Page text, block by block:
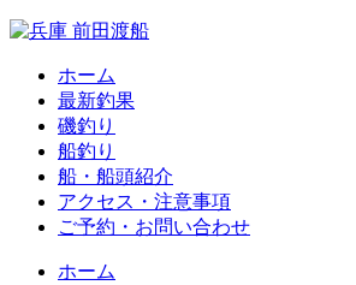
ホーム
最新釣果
磯釣り
船釣り
船・船頭紹介
アクセス・注意事項
ご予約・お問い合わせ
ホーム